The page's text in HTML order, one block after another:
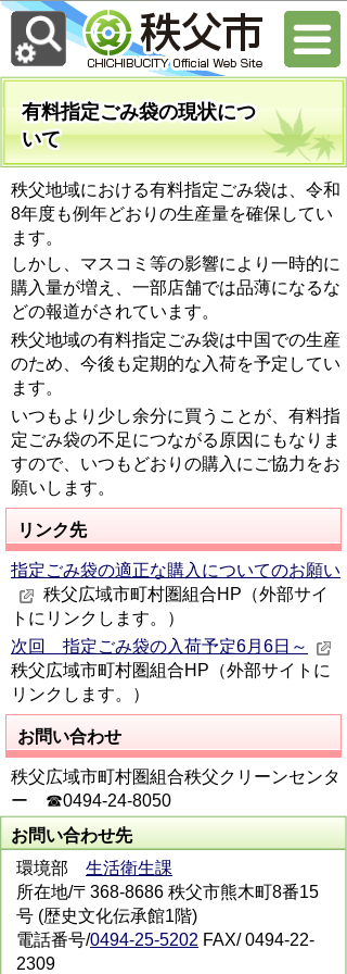
有料指定ごみ袋の現状につ
いて
秩父地域における有料指定ごみ袋は、令和
8年度も例年どおりの生産量を確保してい
ます。
しかし、マスコミ等の影響により一時的に
購入量が増え、一部店舗では品薄になるな
どの報道がされています。
秩父地域の有料指定ごみ袋は中国での生産
のため、今後も定期的な入荷を予定してい
ます。
いつもより少し余分に買うことが、有料指
定ごみ袋の不足につながる原因にもなりま
すので、いつもどおりの購入にご協力をお
願いします。
リンク先
指定ごみ袋の適正な購入についてのお願い
秩父広域市町村圏組合HP（外部サイ
トにリンクします。）
次回 指定ごみ袋の入荷予定6月6日～
秩父広域市町村圏組合HP（外部サイトに
リンクします。）
お問い合わせ
秩父広域市町村圏組合秩父クリーンセンタ
ー ☎0494-24-8050
お問い合わせ先
環境部 生活衛生課
所在地/〒368-8686 秩父市熊木町8番15
号 (歴史文化伝承館1階)
電話番号/0494-25-5202 FAX/ 0494-22-
2309